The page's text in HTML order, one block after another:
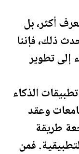
أكثر، بل
ذلك، فإننا
إلى تطوير
الذكاء
وعقد
طريقة
فمن